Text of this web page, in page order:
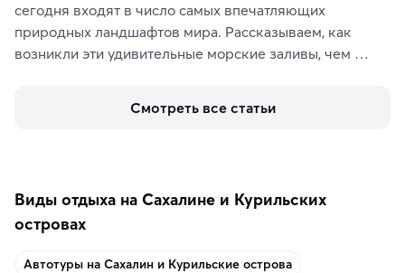
сегодня входят в число самых впечатляющих
природных ландшафтов мира. Рассказываем, как
возникли эти удивительные морские заливы, чем
включить в маршрут по Норвегии.
Смотреть все статьи
Виды отдыха на Сахалине и Курильских
островах
Автотуры на Сахалин и Курильские острова